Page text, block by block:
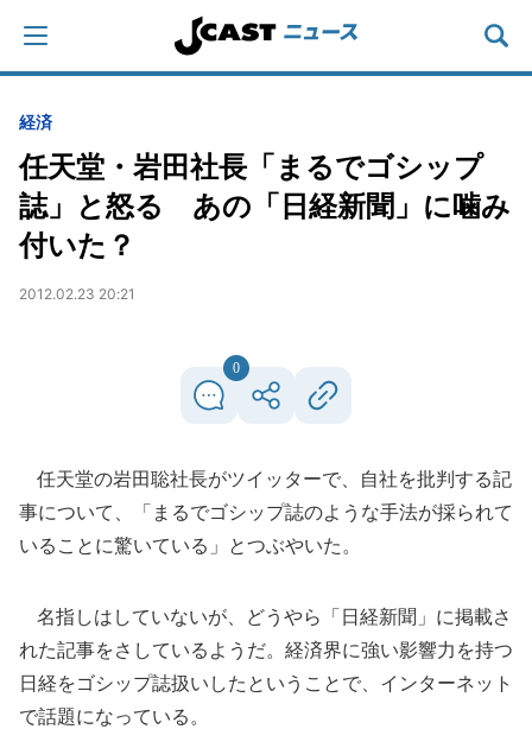
経済
任天堂・岩田社長「まるでゴシップ
誌」と怒る あの「日経新聞」に噛み
付いた？
2012.02.23 20:21
0
任天堂の岩田聡社長がツイッターで、自社を批判する記
事について、「まるでゴシップ誌のような手法が採られて
いることに驚いている」とつぶやいた。
名指しはしていないが、どうやら「日経新聞」に掲載さ
れた記事をさしているようだ。経済界に強い影響力を持つ
日経をゴシップ誌扱いしたということで、インターネット
で話題になっている。